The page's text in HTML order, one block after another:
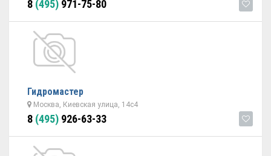
8 (495) 971-75-80
Гидромастер
Москва, Киевская улица, 14с4
8 (495) 926-63-33